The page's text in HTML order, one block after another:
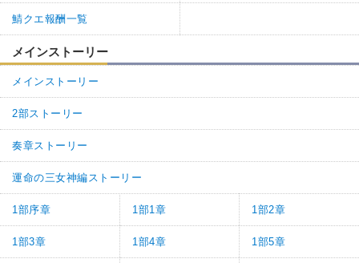
鯖クエ報酬一覧
メインストーリー
メインストーリー
2部ストーリー
奏章ストーリー
運命の三女神編ストーリー
1部序章 1部1章 1部2章
1部3章 1部4章 1部5章